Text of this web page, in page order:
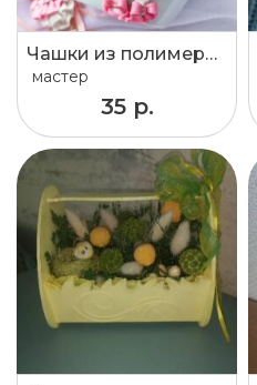
Чашки из полимерной глины
мастер
35 р.